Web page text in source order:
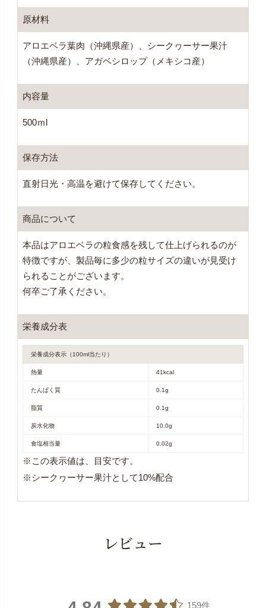
原材料
アロエベラ葉肉（沖縄県産）、シークヮーサー果汁
（沖縄県産）、アガベシロップ（メキシコ産）
内容量
500ｍl
保存方法
直射日光・高温を避けて保存してください。
商品について
本品はアロエベラの粒食感を残して仕上げられるのが
特徴ですが、製品毎に多少の粒サイズの違いが見受け
られることがございます。
何卒ご了承ください。
栄養成分表
栄養成分表示（100ml当たり）
熱量 41kcal
たんぱく質 0.1g
脂質 0.1g
炭水化物 10.0g
食塩相当量 0.02g
※この表示値は、目安です。
※シークヮーサー果汁として10%配合
レビュー
159件